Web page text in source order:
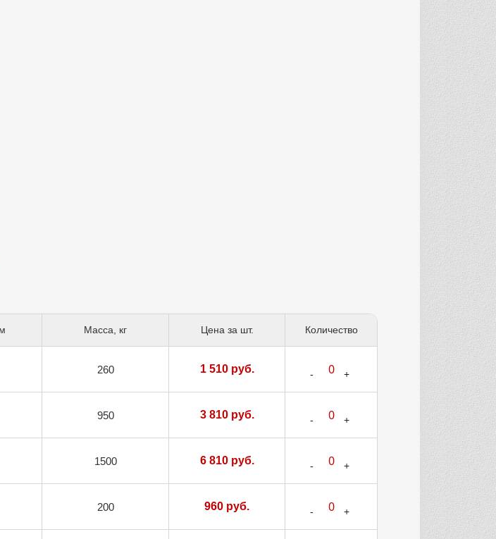
Масса, кг Цена за шт. Количество
260 1 510 руб.
950 3 810 руб.
1500 6 810 руб.
200 960 руб.